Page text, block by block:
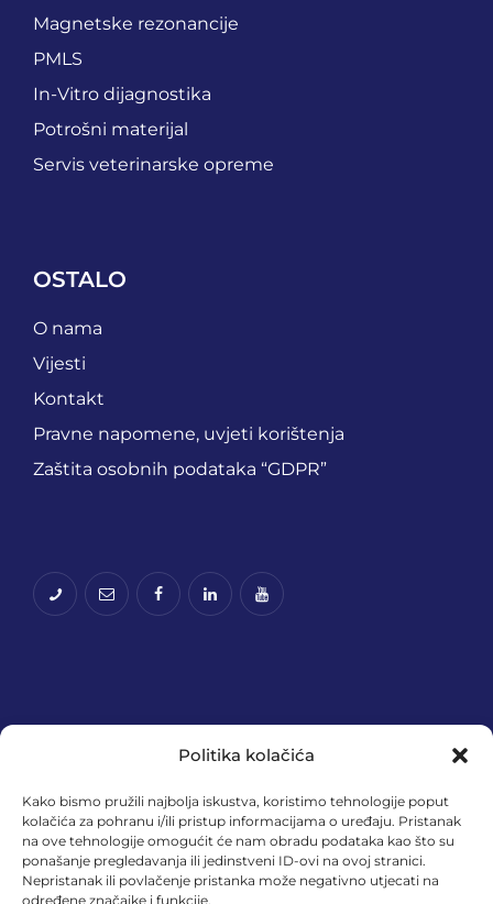
Politika kolačića
Kako bismo pružili najbolja iskustva, koristimo tehnologije poput
kolačića za pohranu i/ili pristup informacijama o uređaju. Pristanak
na ove tehnologije omogućit će nam obradu podataka kao što su
ponašanje pregledavanja ili jedinstveni ID-ovi na ovoj stranici.
Nepristanak ili povlačenje pristanka može negativno utjecati na
određene značajke i funkcije.
Magnetske rezonancije
PMLS
In-Vitro dijagnostika
Potrošni materijal
Servis veterinarske opreme
OSTALO
O nama
Vijesti
Kontakt
Pravne napomene, uvjeti korištenja
Zaštita osobnih podataka “GDPR”
Financira Europska unija – NextGenerationEU.
Izneseni stavovi i mišljenja samo su autorova i ne